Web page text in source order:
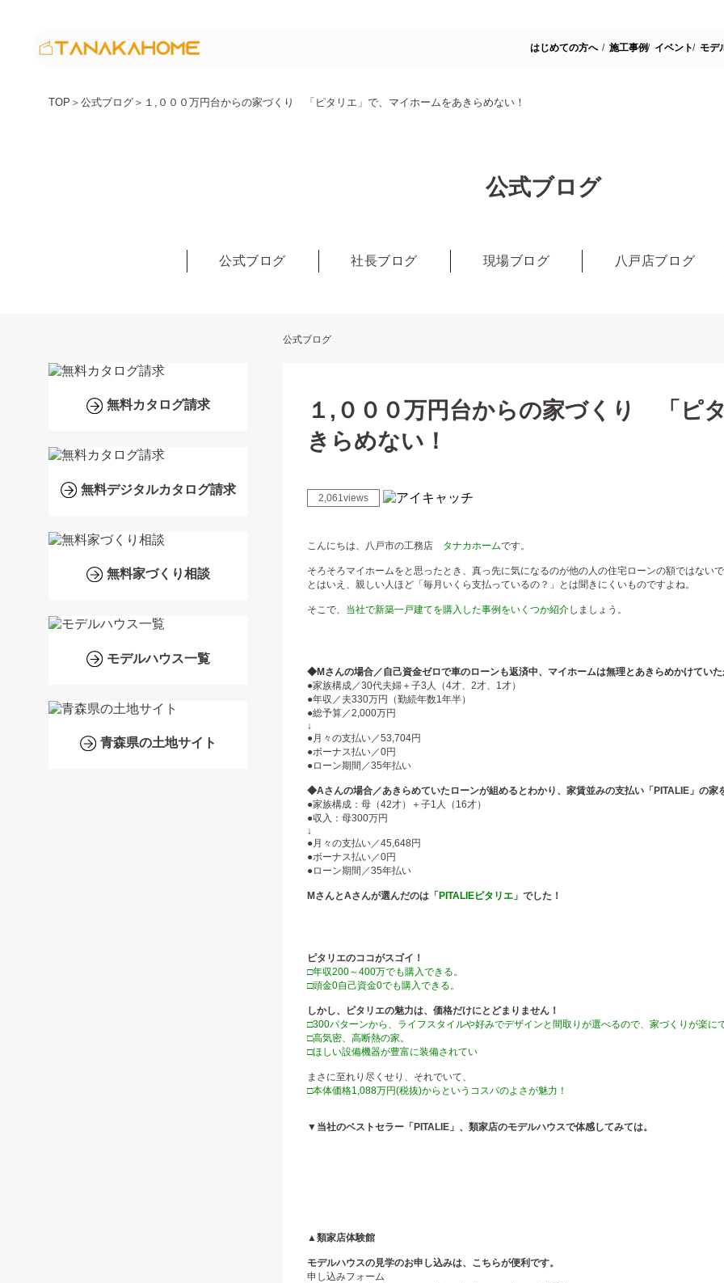
はじめての方へ 施工事例 イベント モデ
TOP ＞ 公式ブログ ＞ １,０００万円台からの家づくり 「ピタリエ」で、マイホームをあきらめない！
公式ブログ
公式ブログ 社長ブログ 現場ブログ 八戸店ブログ
公式ブログ
無料カタログ請求
無料デジタルカタログ請求
無料家づくり相談
モデルハウス一覧
青森県の土地サイト
１,０００万円台からの家づくり 「ピ
きらめない！
2,061views
こんにちは、八戸市の工務店 タナカホームです。
そろそろマイホームをと思ったとき、真っ先に気になるのが他の人の住宅ローンの額ではない
とはいえ、親しい人ほど「毎月いくら支払っているの？」とは聞きにくいものですよね。
そこで、 当社で新築一戸建てを購入した事例をいくつか紹介しましょう。
◆Mさんの場合／自己資金ゼロで車のローンも返済中、マイホームは無理とあきらめかけていた
●家族構成／30代夫婦＋子3人（4才、2才、1才）
●年収／夫330万円（勤続年数1年半）
●総予算／2,000万円
↓
●月々の支払い／53,704円
●ボーナス払い／0円
●ローン期間／35年払い
◆Aさんの場合／あきらめていたローンが組めるとわかり、家賃並みの支払い「PITALIE」の家
●家族構成：母（42才）＋子1人（16才）
●収入：母300万円
↓
●月々の支払い／45,648円
●ボーナス払い／0円
●ローン期間／35年払い
MさんとAさんが選んだのは「PITALIEピタリエ」 でした！
ピタリエのココがスゴイ！
□年収200～400万でも購入できる。
□頭金0自己資金0でも購入できる。
しかし、ピタリエの魅力は、価格だけにとどまりません！
□300パターンから、ライフスタイルや好みでデザインと間取りが選べるので、家づくりが楽にで
□高気密、高断熱の家。
□ほしい設備機器が豊富に装備されてい
まさに至れり尽くせり、それでいて、
□本体価格1,088万円(税抜)からというコスパのよさが魅力！
▼当社のベストセラー「PITALIE」、類家店のモデルハウスで体感してみては。
▲類家店体験館
モデルハウスの見学のお申し込みは、こちらが便利です。
申し込みフォーム